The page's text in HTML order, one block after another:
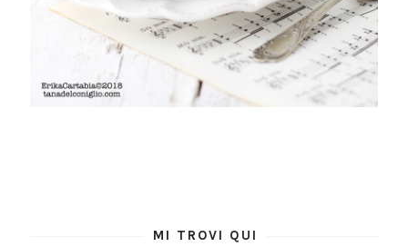
MI TROVI QUI